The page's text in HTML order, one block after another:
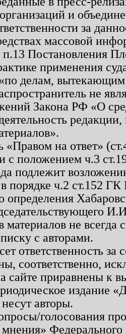
и
за
массовой
п.13 Постановления
применения
делам, вытекающим
не
Закона РФ «О
«Правом на ответ»
с положением ч.3
подлежит
порядке ч.2 ст.152
определения
материалов не
с авторами.
ответственность
соответственно,
сайте приравнены к
издание
авторы.
голосования
мнения»